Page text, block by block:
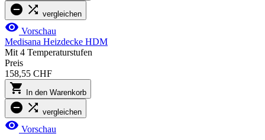
  vergleichen
 Vorschau
Medisana Heizdecke HDM
Mit 4 Temperaturstufen
Preis
158,55 CHF
 In den Warenkorb
  vergleichen
 Vorschau